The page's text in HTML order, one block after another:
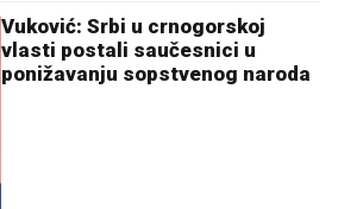
Vuković: Srbi u crnogorskoj
vlasti postali saučesnici u
ponižavanju sopstvenog naroda